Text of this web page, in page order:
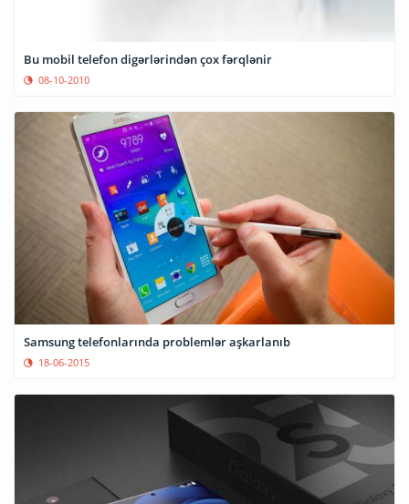
Bu mobil telefon digərlərindən çox fərqlənir
08-10-2010
Samsung telefonlarında problemlər aşkarlanıb
18-06-2015